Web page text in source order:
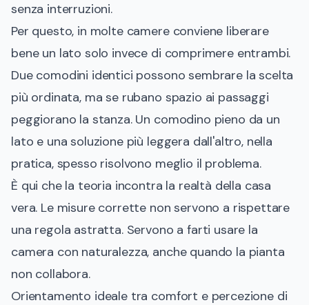
senza interruzioni.
Per questo, in molte camere conviene liberare
bene un lato solo invece di comprimere entrambi.
Due comodini identici possono sembrare la scelta
più ordinata, ma se rubano spazio ai passaggi
peggiorano la stanza. Un comodino pieno da un
lato e una soluzione più leggera dall'altro, nella
pratica, spesso risolvono meglio il problema.
È qui che la teoria incontra la realtà della casa
vera. Le misure corrette non servono a rispettare
una regola astratta. Servono a farti usare la
camera con naturalezza, anche quando la pianta
non collabora.
Orientamento ideale tra comfort e percezione di